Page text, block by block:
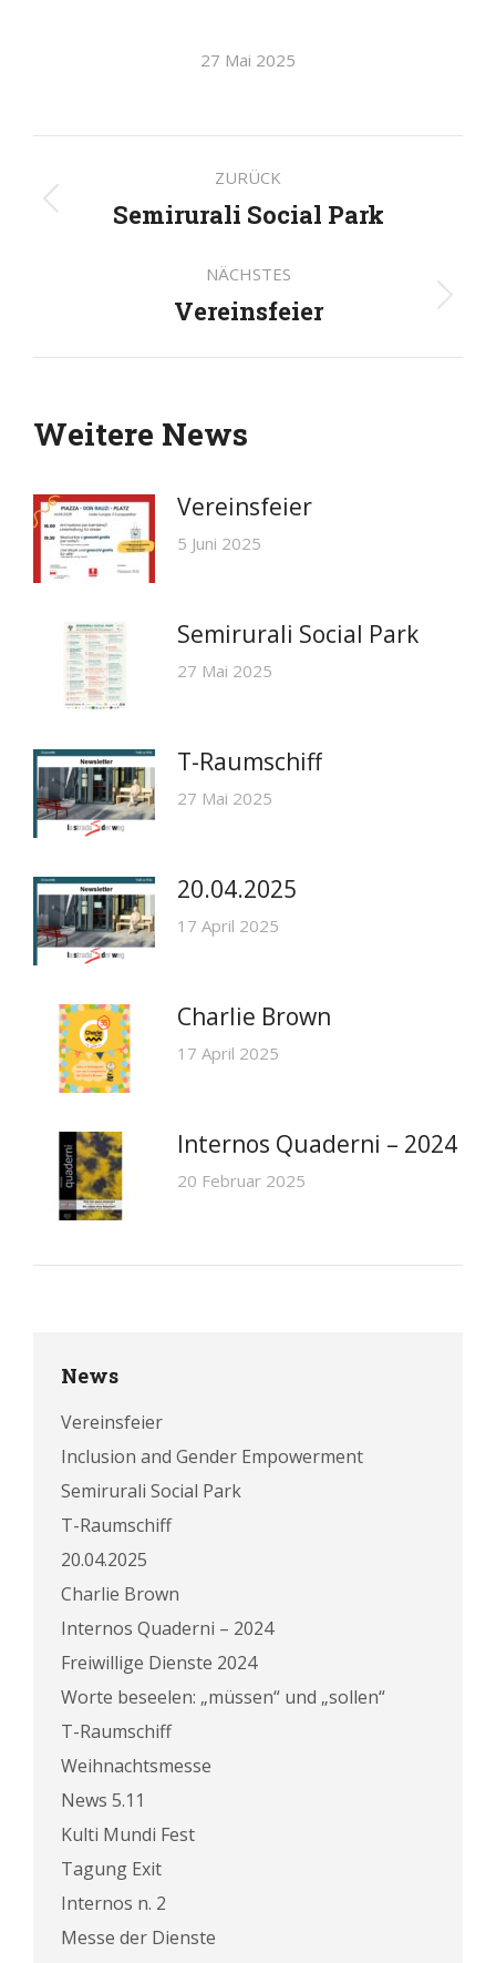
27 Mai 2025
ZURÜCK
Vorheriger
Semirurali Social Park
NÄCHSTES
Nächster
Vereinsfeier
Weitere News
Vereinsfeier
5 Juni 2025
Semirurali Social Park
27 Mai 2025
T-Raumschiff
27 Mai 2025
20.04.2025
17 April 2025
Charlie Brown
17 April 2025
Internos Quaderni – 2024
20 Februar 2025
News
Vereinsfeier
Inclusion and Gender Empowerment
Semirurali Social Park
T-Raumschiff
20.04.2025
Charlie Brown
Internos Quaderni – 2024
Freiwillige Dienste 2024
Worte beseelen: „müssen“ und „sollen“
T-Raumschiff
Weihnachtsmesse
News 5.11
Kulti Mundi Fest
Tagung Exit
Internos n. 2
Messe der Dienste